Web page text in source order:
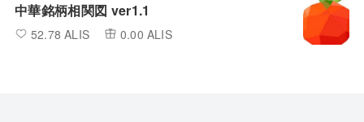
中華銘柄相関図 ver1.1
52.78 ALIS 0.00 ALIS